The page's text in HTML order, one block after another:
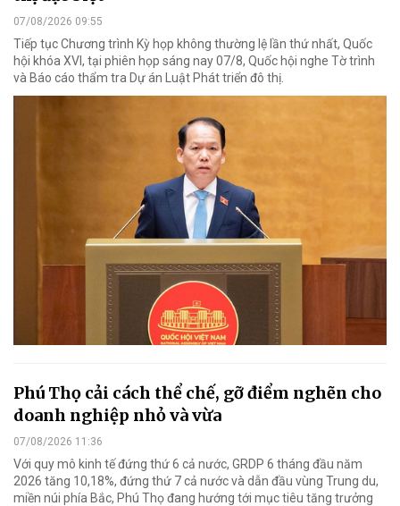
07/08/2026 09:55
Tiếp tục Chương trình Kỳ họp không thường lệ lần thứ nhất, Quốc
hội khóa XVI, tại phiên họp sáng nay 07/8, Quốc hội nghe Tờ trình
và Báo cáo thẩm tra Dự án Luật Phát triển đô thị.
Phú Thọ cải cách thể chế, gỡ điểm nghẽn cho
doanh nghiệp nhỏ và vừa
07/08/2026 11:36
Với quy mô kinh tế đứng thứ 6 cả nước, GRDP 6 tháng đầu năm
2026 tăng 10,18%, đứng thứ 7 cả nước và dẫn đầu vùng Trung du,
miền núi phía Bắc, Phú Thọ đang hướng tới mục tiêu tăng trưởng